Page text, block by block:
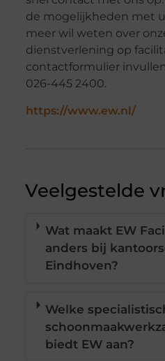
de mogelijkheden met
meer wil weten over
dienstverlening op
contactformulier
026-445 2400.
https://www.ew.nl/
Veelgestelde
Wat maakt EW
anders bij
Eindhoven?
Welke
biedt EW aan?